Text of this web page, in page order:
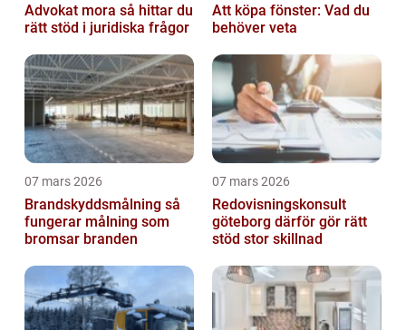
Advokat mora så hittar du
rätt stöd i juridiska frågor
Att köpa fönster: Vad du
behöver veta
07 mars 2026
Brandskyddsmålning så
fungerar målning som
bromsar branden
07 mars 2026
Redovisningskonsult
göteborg därför gör rätt
stöd stor skillnad